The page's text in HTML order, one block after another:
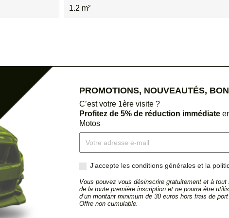
1.2 m²
PROMOTIONS, NOUVEAUTÉS,
C’est votre 1ère visite ?
Profitez de 5% de réduction immédiate
Motos
J'accepte les conditions générales et la
Vous pouvez vous désinscrire gratuitement et à
de la toute première inscription et ne pourra être
d’un montant minimum de 30 euros hors frais de
Offre non cumulable.